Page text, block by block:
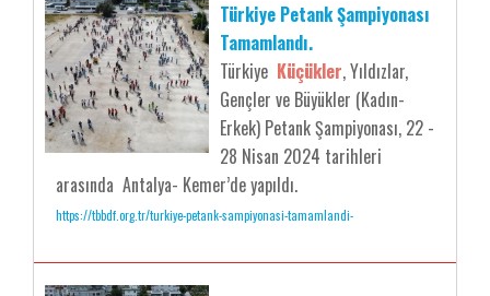
Türkiye Petank Şampiyonası
Tamamlandı.
Türkiye Küçükler, Yıldızlar,
Gençler ve Büyükler (Kadın-
Erkek) Petank Şampiyonası, 22 -
28 Nisan 2024 tarihleri
arasında Antalya- Kemer’de yapıldı.
https://tbbdf.org.tr/turkiye-petank-sampiyonasi-tamamlandi-